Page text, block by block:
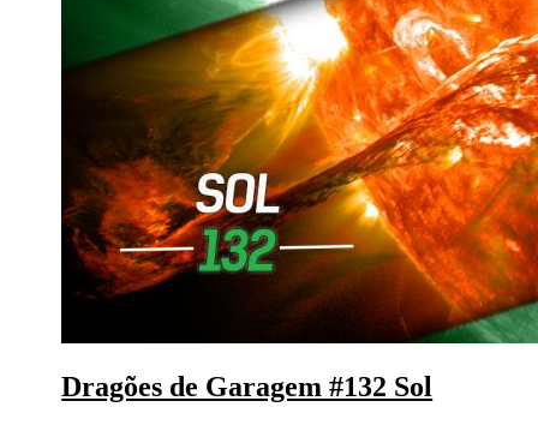
Dragões de Garagem #132 Sol